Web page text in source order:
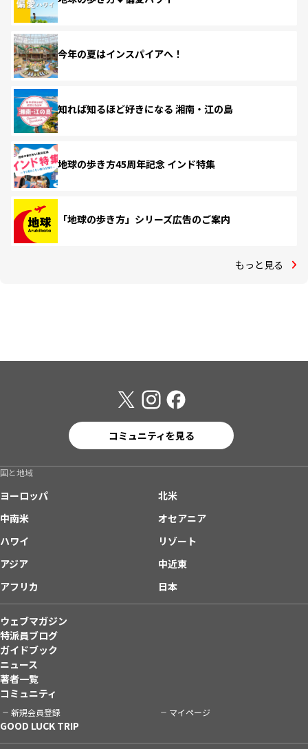
今年の夏はインスパイアへ！
知れば知るほど好きになる 湘南・江の島
地球の歩き方45周年記念 インド特集
「地球の歩き方」シリーズ広告のご案内
もっと見る
コミュニティを見る
国と地域
ヨーロッパ
北米
中南米
オセアニア
ハワイ
リゾート
アジア
中近東
アフリカ
日本
ウェブマガジン
特派員ブログ
ガイドブック
ニュース
著者一覧
コミュニティ
新規会員登録 マイページ
GOOD LUCK TRIP